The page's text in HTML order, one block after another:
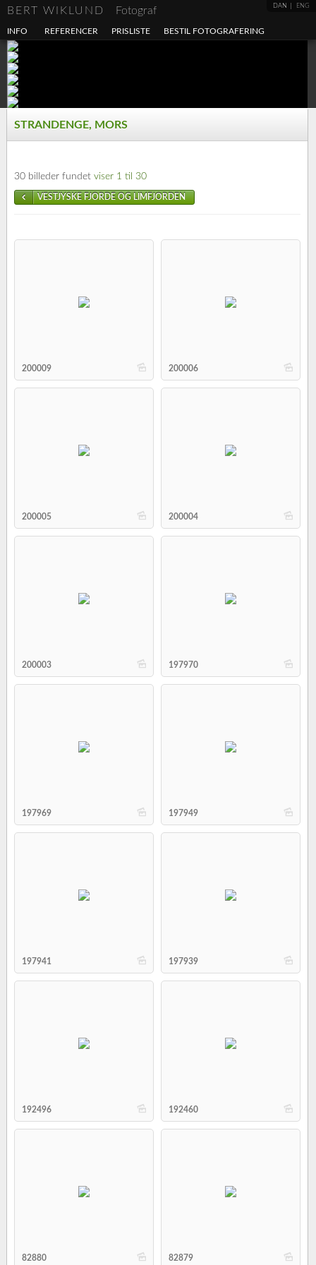
DAN ENG
BERT WIKLUND Fotograf
INFO REFERENCER PRISLISTE BESTIL FOTOGRAFERING
STRANDENGE, MORS
30 billeder fundet viser 1 til 30
VESTJYSKE FJORDE OG LIMFJORDEN
b
200009 b
200006
b
200005 b
200004
b
200003 b
197970
b
197969 b
197949
b
197941 b
197939
b
192496 b
192460
b
82880 b
82879